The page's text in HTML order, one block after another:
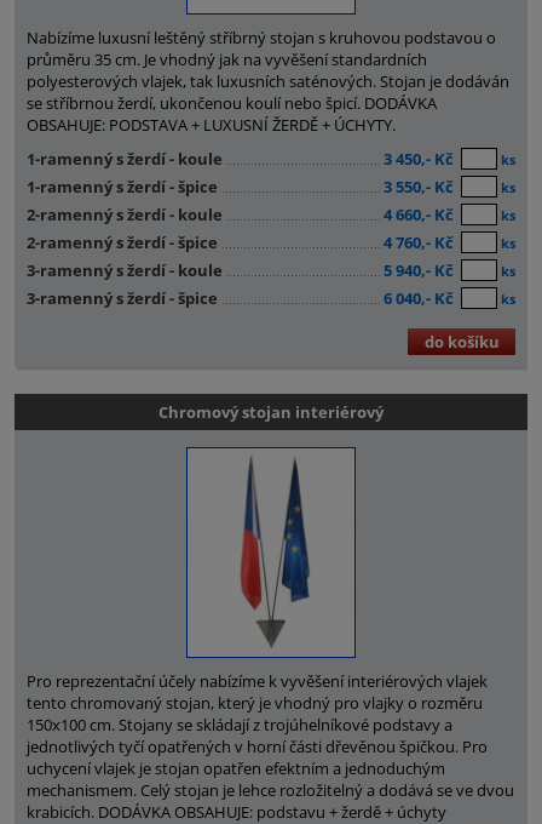
Nabízíme luxusní leštěný stříbrný stojan s kruhovou podstavou o
průměru 35 cm. Je vhodný jak na vyvěšení standardních
polyesterových vlajek, tak luxusních saténových. Stojan je dodáván
se stříbrnou žerdí, ukončenou koulí nebo špicí. DODÁVKA
OBSAHUJE: PODSTAVA + LUXUSNÍ ŽERDĚ + ÚCHYTY.
1-ramenný s žerdí - koule
3 450,- Kč ks
1-ramenný s žerdí - špice 3 550,- Kč ks
2-ramenný s žerdí - koule 4 660,- Kč ks
2-ramenný s žerdí - špice 4 760,- Kč ks
3-ramenný s žerdí - koule 5 940,- Kč ks
3-ramenný s žerdí - špice 6 040,- Kč ks
do košíku
Chromový stojan interiérový
Pro reprezentační účely nabízíme k vyvěšení interiérových vlajek
tento chromovaný stojan, který je vhodný pro vlajky o rozměru
150x100 cm. Stojany se skládají z trojúhelníkové podstavy a
jednotlivých tyčí opatřených v horní části dřevěnou špičkou. Pro
uchycení vlajek je stojan opatřen efektním a jednoduchým
mechanismem. Celý stojan je lehce rozložitelný a dodává se ve dvou
krabicích. DODÁVKA OBSAHUJE: podstavu + žerdě + úchyty